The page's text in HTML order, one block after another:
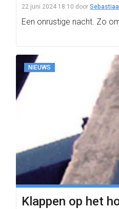
22 juni 2024 18:10 door
Een onrustige nacht. Zo
NIEUWS
Klappen op het